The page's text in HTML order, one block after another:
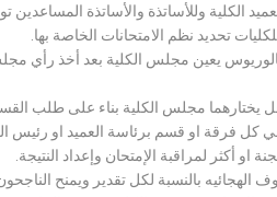
الكلية وللأساتذة والأساتذة المساعدين
تحديد نظم الامتحانات الخاصة بها.
يعين مجلس الكلية بعد أخذ
مجلس الكلية بناء على طلب
كل فرقة او قسم برئاسة العميد او رئيس
أكثر لمراقبة الإمتحان وإعداد النتيجة.
بالنسبة لكل تقدير ويمنح